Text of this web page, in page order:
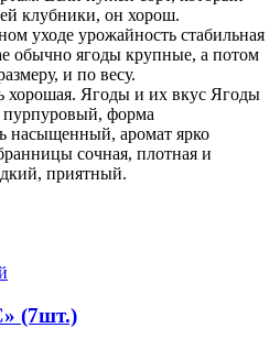
клубники, он хорош.
уходе урожайность стабильная
обычно ягоды крупные, а потом
и по весу.
хорошая. Ягоды и их вкус Ягоды
пурпуровый, форма
насыщенный, аромат ярко
сочная, плотная и
приятный.
(7шт.)